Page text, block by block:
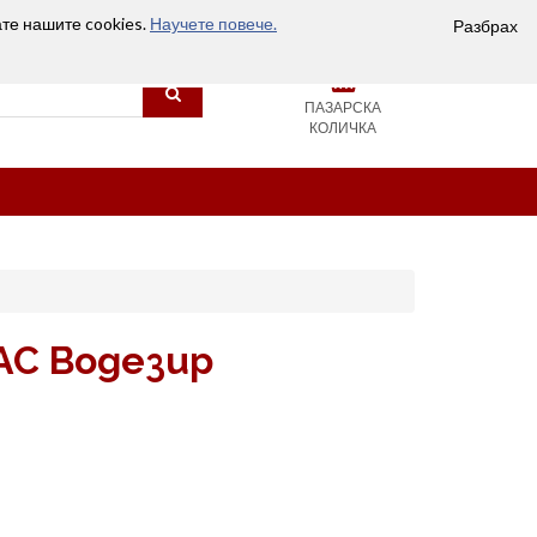
Разбрах
нашите cookies. Научете повече.
ПАЗАРСКА
КОЛИЧКА
Водезир